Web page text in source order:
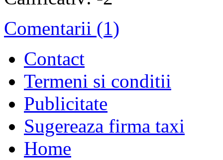
Comentarii (1)
Contact
Termeni si conditii
Publicitate
Sugereaza firma taxi
Home